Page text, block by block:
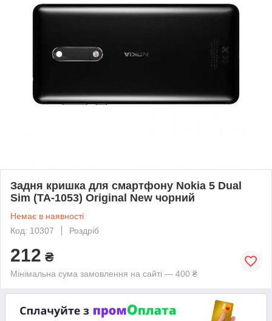
Задня кришка для смартфону Nokia 5 Dual
Sim (TA-1053) Original New чорний
Немає в наявності
Код: 10307
Роздріб
212 ₴
Мінімальна сума замовлення на сайті — 400 ₴